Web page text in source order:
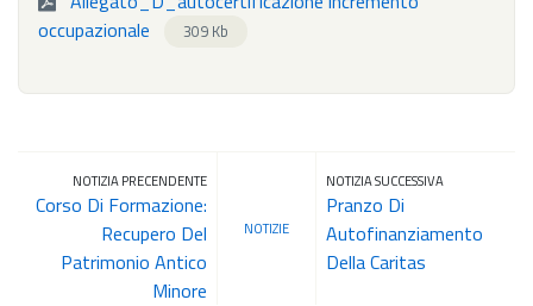
occupazionale
309 Kb
NOTIZIA PRECENDENTE
Corso Di Formazione:
Recupero Del
Patrimonio Antico
Minore
NOTIZIE
NOTIZIA SUCCESSIVA
Pranzo Di
Autofinanziamento
Della Caritas